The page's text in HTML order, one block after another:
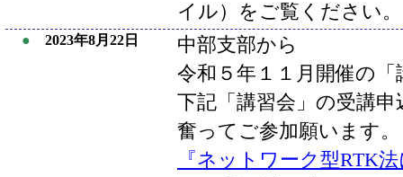
イル）をご覧ください。
● 2023年8月22日
中部支部から
令和５年１１月開催の
下記「講習会」の受講
奮ってご参加願います。
『ネットワーク型RTK